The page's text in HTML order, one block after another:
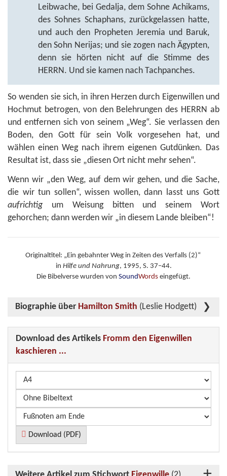
Leibwache, bei Gedalja, dem Sohne Achikams,
des Sohnes Schaphans, zurückgelassen hatte,
und auch den Propheten Jeremia und Baruk,
den Sohn Nerijas; und sie zogen nach Ägypten,
denn sie hörten nicht auf die Stimme des
HERRN. Und sie kamen nach Tachpanches.
So wenden sie sich, in ihren Herzen durch Eigenwillen und
Hochmut betrogen, von den Belehrungen des HERRN ab
und entfernen sich von seinem „Weg“. Sie verlassen den
Boden, den Gott für sein Volk vorgesehen hat, und
wählen einen Weg nach ihrem eigenen Gutdünken. Das
Resultat ist, dass sie „diesen Ort nicht mehr sehen“.
Wenn wir „den Weg, auf dem wir gehen, und die Sache,
die wir tun sollen“, wissen wollen, dann lasst uns Gott
aufrichtig um Weisung bitten und seinem Wort
gehorchen; dann werden wir „in diesem Lande bleiben“!
Originaltitel: „Ein gebahnter Weg in Zeiten des Verfalls (2)“
in Hilfe und Nahrung, 1995, S. 37–44.
Die Bibelverse wurden von SoundWords eingefügt.
Biographie über Hamilton Smith (Leslie Hodgett)
Download des Artikels Fromm den Eigenwillen
kaschieren ...
Download (PDF)